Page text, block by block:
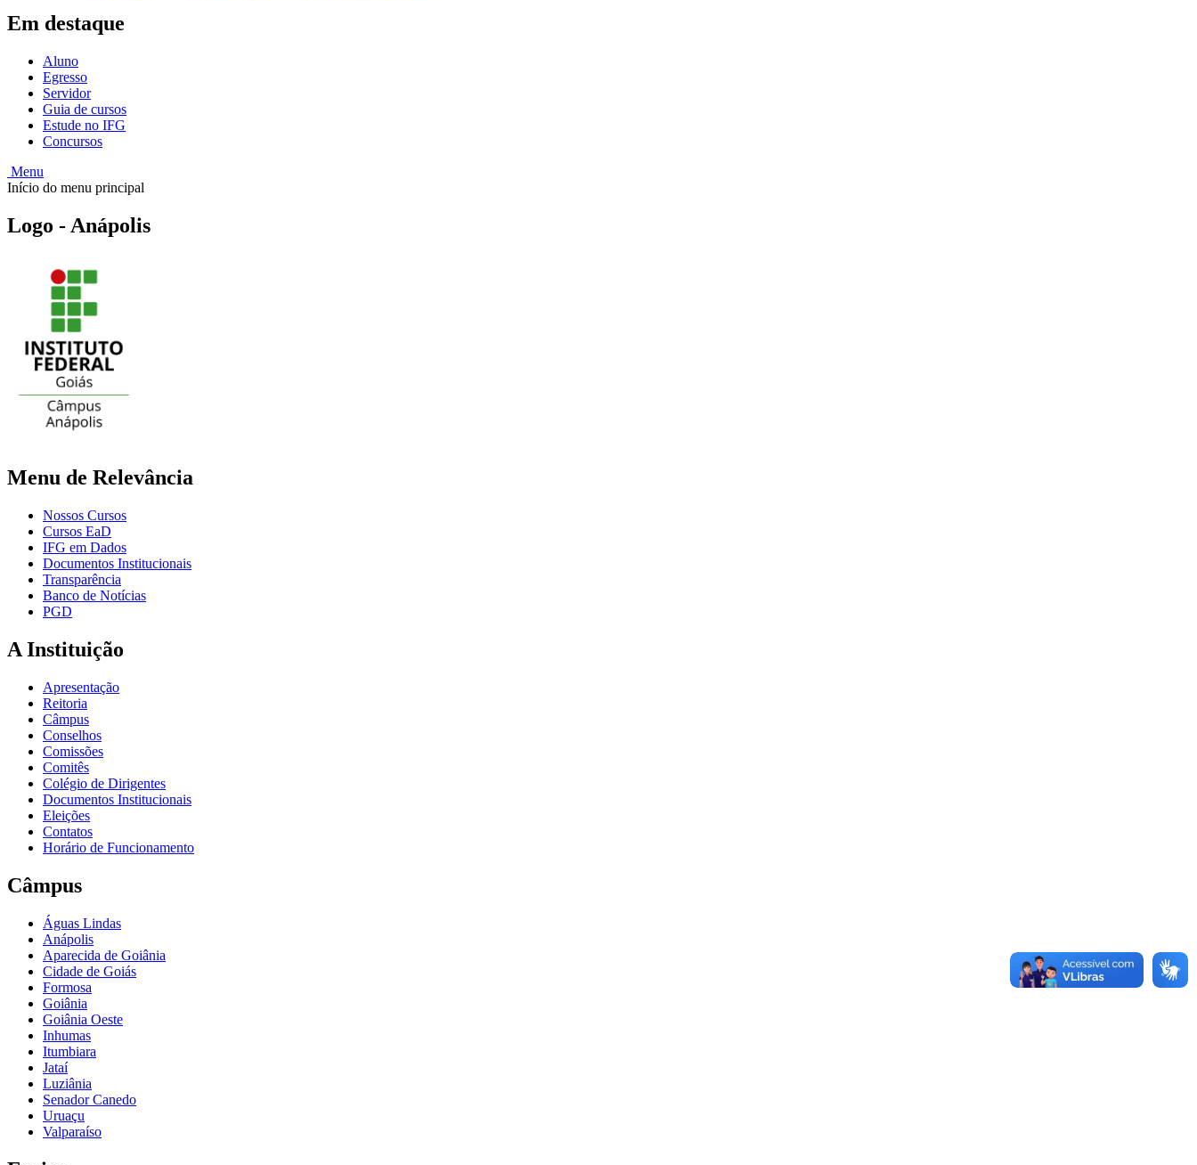
Em destaque
Aluno
Egresso
Servidor
Guia de cursos
Estude no IFG
Concursos
Menu
Início do menu principal
Logo - Anápolis
Menu de Relevância
Nossos Cursos
Cursos EaD
IFG em Dados
Documentos Institucionais
Transparência
Banco de Notícias
PGD
A Instituição
Apresentação
Reitoria
Câmpus
Conselhos
Comissões
Comitês
Colégio de Dirigentes
Documentos Institucionais
Eleições
Contatos
Horário de Funcionamento
Câmpus
Águas Lindas
Anápolis
Aparecida de Goiânia
Cidade de Goiás
Formosa
Goiânia
Goiânia Oeste
Inhumas
Itumbiara
Jataí
Luziânia
Senador Canedo
Uruaçu
Valparaíso